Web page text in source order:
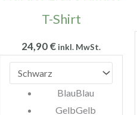
T-Shirt
24,90€ inkl. MwSt.
BlauBlau
GelbGelb